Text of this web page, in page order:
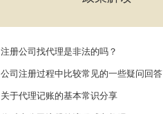
注册公司找代理是非法的吗？
公司注册过程中比较常见的一些疑问回答
关于代理记账的基本常识分享